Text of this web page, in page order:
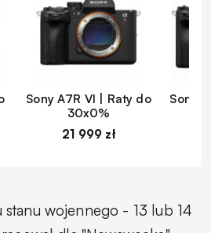
Sony A7R VI | Raty do
30x0%
21 999 zł
Sony
stanu wojennego - 13 lub 14